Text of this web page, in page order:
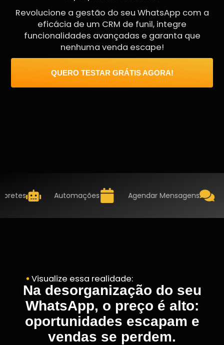
Revolucione a gestão do seu WhatsApp com a
eficácia de um CRM de funil, integre
funcionalidades avançadas e garanta que
nenhuma venda escape!
QUERO TESTAR GRÁTIS AGORA!
Automações Agendar Mensagens
𖧹Visualize essa realidade:
Na desorganização do seu
WhatsApp, o preço é alto:
oportunidades escapam e
vendas se perdem.